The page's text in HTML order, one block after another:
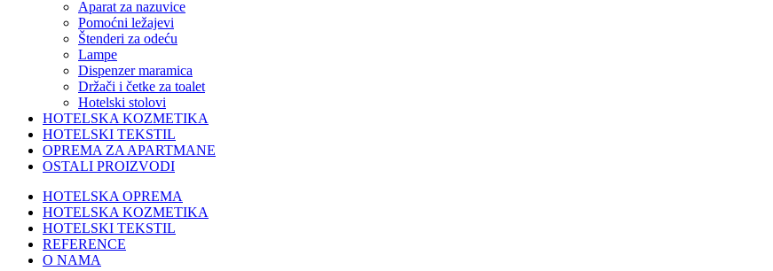
Aparat za nazuvice
Pomoćni ležajevi
Štenderi za odeću
Lampe
Dispenzer maramica
Držači i četke za toalet
Hotelski stolovi
HOTELSKA KOZMETIKA
HOTELSKI TEKSTIL
OPREMA ZA APARTMANE
OSTALI PROIZVODI
HOTELSKA OPREMA
HOTELSKA KOZMETIKA
HOTELSKI TEKSTIL
REFERENCE
O NAMA